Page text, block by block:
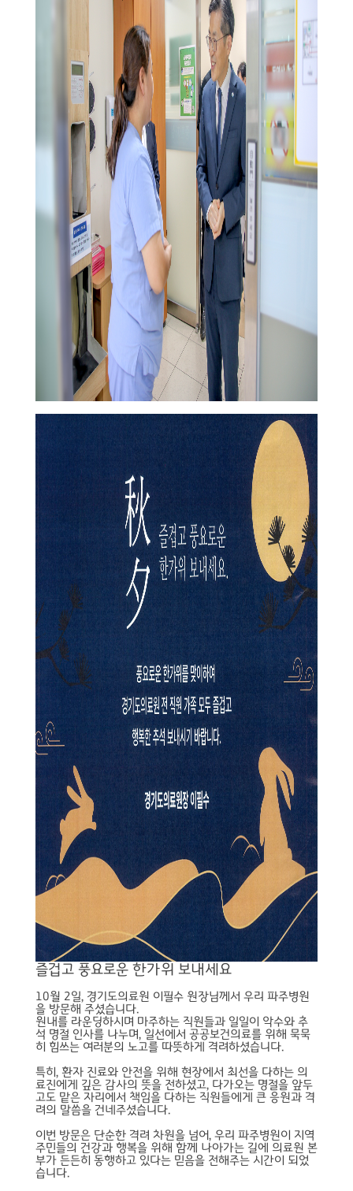
즐겁고 풍요로운 한가위 보내세요
10월 2일, 경기도의료원 이필수 원장님께서 우리 파주병원
을 방문해 주셨습니다.
원내를 라운딩하시며 마주하는 직원들과 일일이 악수와 추
석 명절 인사를 나누며, 일선에서 공공보건의료를 위해 묵묵
히 힘쓰는 여러분의 노고를 따뜻하게 격려하셨습니다.
특히, 환자 진료와 안전을 위해 현장에서 최선을 다하는 의
료진에게 깊은 감사의 뜻을 전하셨고, 다가오는 명절을 앞두
고도 맡은 자리에서 책임을 다하는 직원들에게 큰 응원과 격
려의 말씀을 건네주셨습니다.
이번 방문은 단순한 격려 차원을 넘어, 우리 파주병원이 지역
주민들의 건강과 행복을 위해 함께 나아가는 길에 의료원 본
부가 든든히 동행하고 있다는 믿음을 전해주는 시간이 되었
습니다.